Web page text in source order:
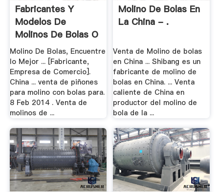
Fabricantes Y
Modelos De
Molinos De Bolas O
Barras
Molino De Bolas, Encuentre
lo Mejor ... [Fabricante,
Empresa de Comercio].
China ... venta de piñones
para molino con bolas para.
8 Feb 2014 . Venta de
molinos de ...
Molino De Bolas En
La China - .
Venta de Molino de bolas
en China ... Shibang es un
fabricante de molino de
bolas en China. ... Venta
caliente de China en
productor del molino de
bola de la ...